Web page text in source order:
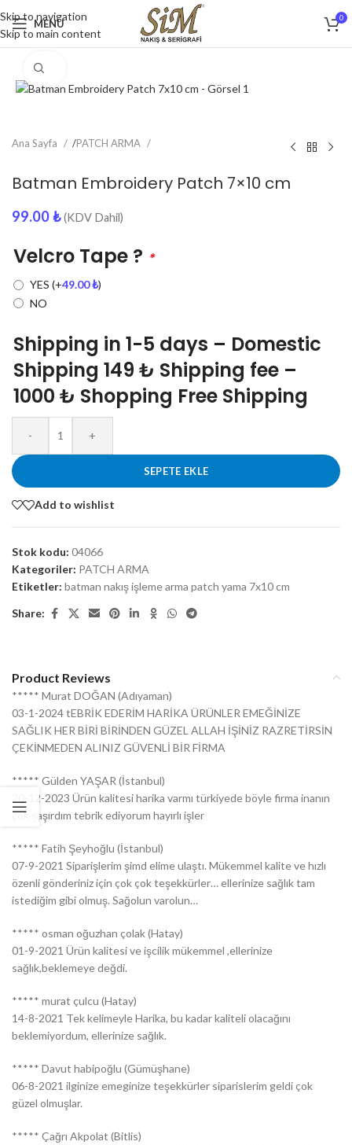
Skip to navigation
Skip to main content
MENU 0
Ana Sayfa /PATCH ARMA
Batman Embroidery Patch 7×10 cm
99.00₺ (KDV Dahil)
Velcro Tape ? *
YES (+49.00₺)
NO
Shipping in 1-5 days – Domestic
Shipping 149 ₺ Shipping fee –
1000 ₺ Shopping Free Shipping
- +
SEPETE EKLE
Add to wishlist
Stok kodu: 04066
Kategoriler: PATCH ARMA
Etiketler: batman nakış işleme arma patch yama 7x10 cm
Share:
Product Reviews
***** Murat DOĞAN (Adıyaman)
03-1-2024 tEBRİK EDERİM HARİKA ÜRÜNLER EMEĞİNİZE
SAĞLIK HER BİRİ BİRİNDEN GÜZEL ALLAH İŞİNİZ RAZRETİRSİN
ÇEKİNMEDEN ALINIZ GÜVENLİ BİR FİRMA
***** Gülden YAŞAR (İstanbul)
20-12-2023 Ürün kalitesi harika varmı türkiyede böyle firma inanın
çok şaşırdım tebrik ediyorum hayırlı işler
***** Fatih Şeyhoğlu (İstanbul)
07-9-2021 Siparişlerim şimd elime ulaştı. Mükemmel kalite ve hızlı
özenli gönderiniz için çok çok teşekkürler… ellerinize sağlık tam
istediğim gibi olmuş. Sağolun varolun…
***** osman oğuzhan çolak (Hatay)
01-9-2021 Ürün kalitesi ve işcilik mükemmel ,ellerinize
sağlık,beklemeye değdi.
***** murat çulcu (Hatay)
14-8-2021 Tek kelimeyle Harika, bu kadar kaliteli olacağını
beklemiyordum, ellerinize sağlık.
***** Davut habipoğlu (Gümüşhane)
06-8-2021 ilginize emeginize teşekkürler siparislerim geldi çok
güzel olmuşlar.
***** Çağrı Akpolat (Bitlis)